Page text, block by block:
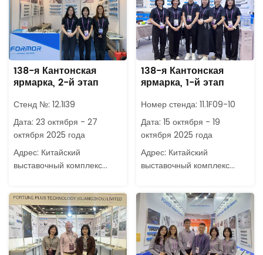
138-я Кантонская
ярмарка, 2-й этап
Стенд №: 12.1I39
Дата: 23 октября - 27
октября 2025 года
Адрес: Китайский
выставочный комплекс
Гуанчжоу.
138-я Кантонская
ярмарка, 1-й этап
Номер стенда: 11.1F09-10
Дата: 15 октября - 19
октября 2025 года
Адрес: Китайский
выставочный комплекс
Гуанчжоу.